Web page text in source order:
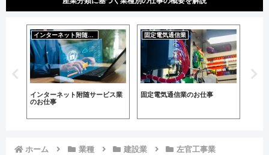
インターネット附随サービス業
のお仕事
固定電気通信業
固定電気通信業のお仕事
ホーム 業種 建設業 左官工事業